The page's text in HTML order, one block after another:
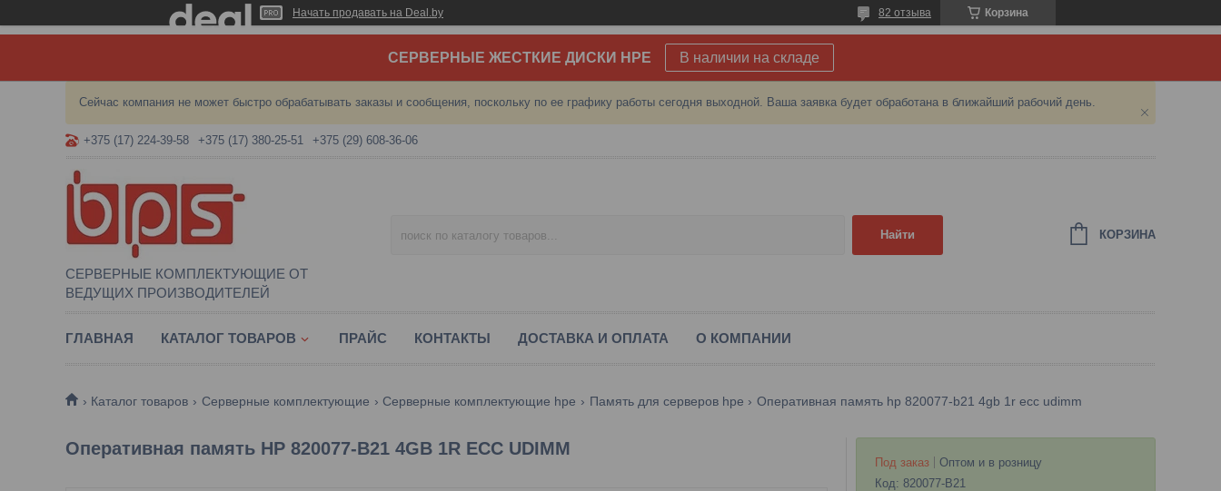
Начать продавать на Deal.by Корзина
82 отзыва
СЕРВЕРНЫЕ ЖЕСТКИЕ ДИСКИ HPE В наличии на складе
Сейчас компания не может быстро обрабатывать заказы и сообщения, поскольку по ее графику работы сегодня выходной. Ваша заявка будет обработана в ближайший рабочий день.
+375 (17) 224-39-58 +375 (17) 380-25-51 +375 (29) 608-36-06
СЕРВЕРНЫЕ КОМПЛЕКТУЮЩИЕ ОТ
ВЕДУЩИХ ПРОИЗВОДИТЕЛЕЙ
Найти КОРЗИНА
ГЛАВНАЯ КАТАЛОГ ТОВАРОВ ПРАЙС КОНТАКТЫ ДОСТАВКА И ОПЛАТА О КОМПАНИИ
Каталог товаров Серверные комплектующие Серверные комплектующие hpe Память для серверов hpe Оперативная память hp 820077-b21 4gb 1r ecc udimm
Оперативная память HP 820077-B21 4GB 1R ECC UDIMM
Под заказ
Оптом и в розницу
Код: 820077-B21